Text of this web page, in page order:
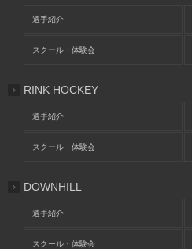
選手紹介
スクール・体験会
RINK HOCKEY
選手紹介
スクール・体験会
DOWNHILL
選手紹介
スクール・体験会